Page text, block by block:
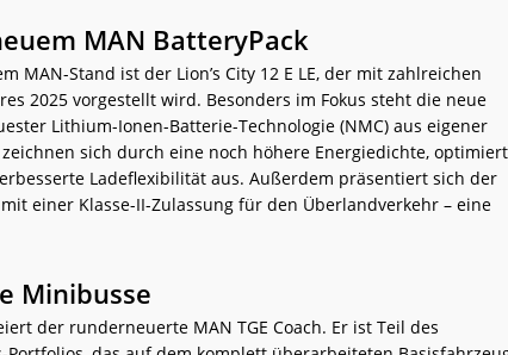
MAN BatteryPack
MAN-Stand ist der Lion’s City 12 E LE, der mit zahlreichen
2025 vorgestellt wird. Besonders im Fokus steht die neue
Lithium-Ionen-Batterie-Technologie (NMC) aus eigener
zeichnen sich durch eine noch höhere Energiedichte,
Ladeflexibilität aus. Außerdem präsentiert sich der
einer Klasse-II-Zulassung für den Überlandverkehr – eine
Minibusse
der runderneuerte MAN TGE Coach. Er ist Teil des